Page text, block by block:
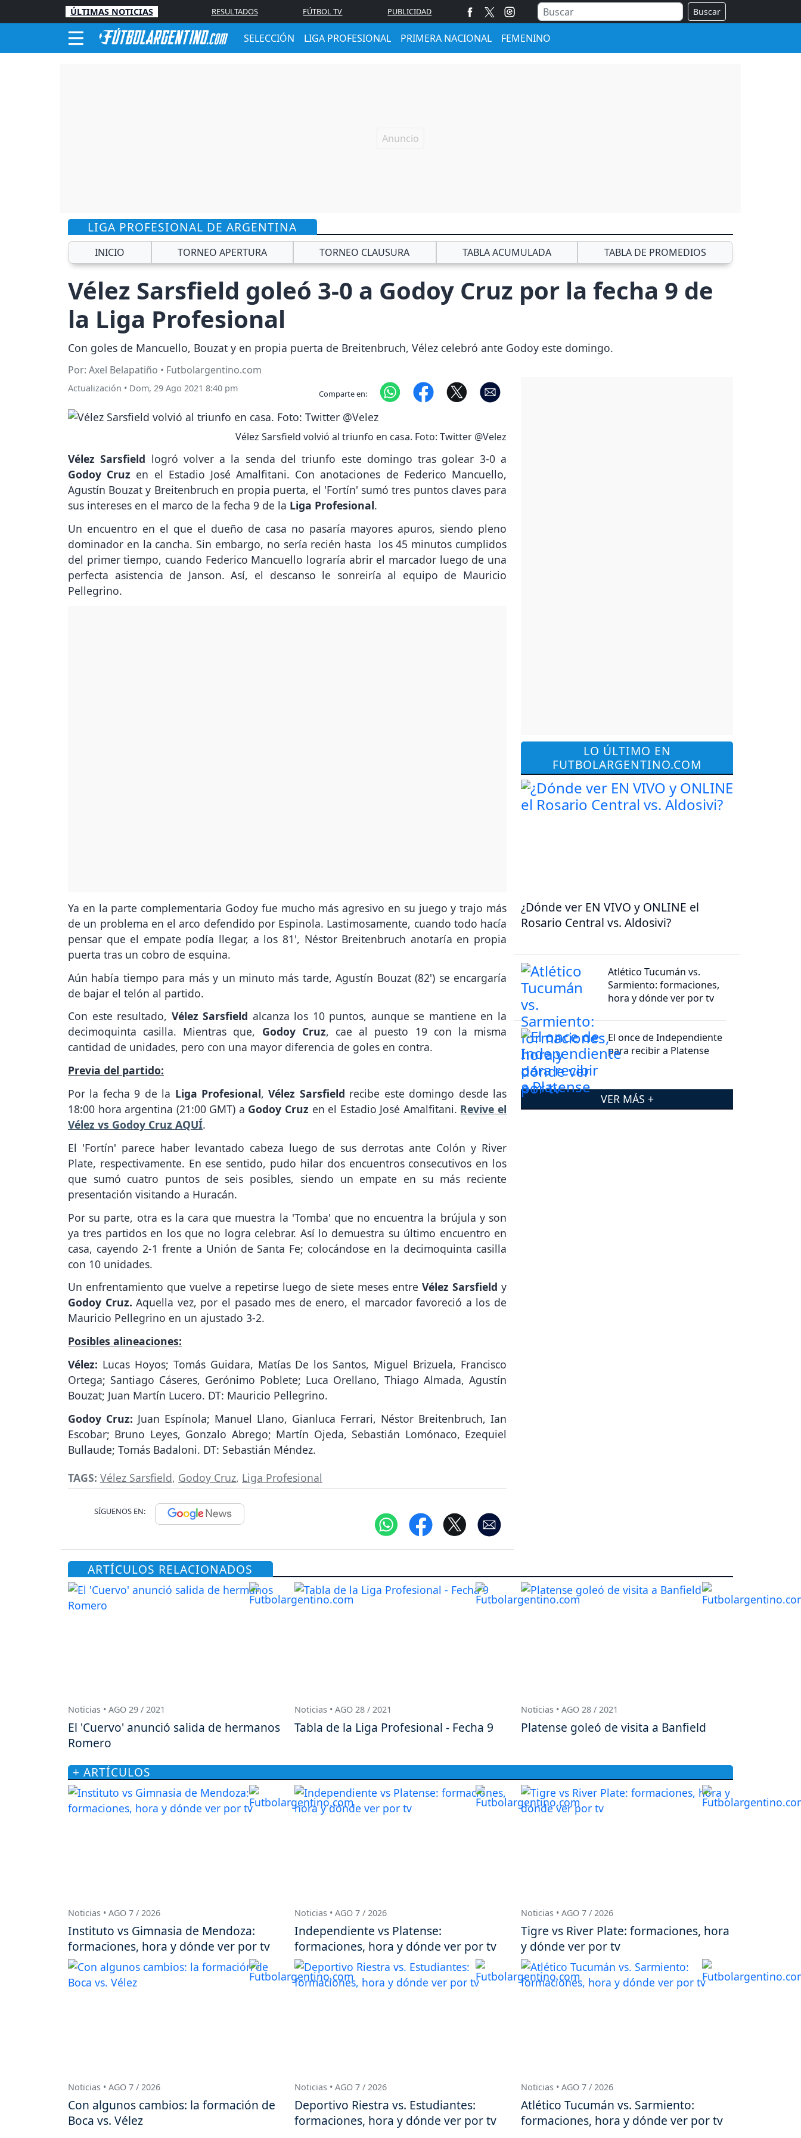
ÚLTIMAS NOTICIAS RESULTADOS FÚTBOL TV PUBLICIDAD Buscar
SELECCIÓN LIGA PROFESIONAL PRIMERA NACIONAL FEMENINO
LIGA PROFESIONAL DE ARGENTINA
INICIO TORNEO APERTURA TORNEO CLAUSURA TABLA ACUMULADA TABLA DE PROMEDIOS
Vélez Sarsfield goleó 3-0 a Godoy Cruz por la fecha 9 de
la Liga Profesional
Con goles de Mancuello, Bouzat y en propia puerta de Breitenbruch, Vélez celebró ante Godoy este domingo.
Por: Axel Belapatiño • Futbolargentino.com
Actualización • Dom, 29 Ago 2021 8:40 pm Comparte en:
Vélez Sarsfield volvió al triunfo en casa. Foto: Twitter @Velez
Vélez Sarsfield logró volver a la senda del triunfo este domingo tras golear 3-0 a
Godoy Cruz en el Estadio José Amalfitani. Con anotaciones de Federico Mancuello,
Agustín Bouzat y Breitenbruch en propia puerta, el 'Fortín' sumó tres puntos claves para
sus intereses en el marco de la fecha 9 de la Liga Profesional.
Un encuentro en el que el dueño de casa no pasaría mayores apuros, siendo pleno
dominador en la cancha. Sin embargo, no sería recién hasta los 45 minutos cumplidos
del primer tiempo, cuando Federico Mancuello lograría abrir el marcador luego de una
perfecta asistencia de Janson. Así, el descanso le sonreiría al equipo de Mauricio
Pellegrino.
Ya en la parte complementaria Godoy fue mucho más agresivo en su juego y trajo más
de un problema en el arco defendido por Espinola. Lastimosamente, cuando todo hacía
pensar que el empate podía llegar, a los 81', Néstor Breitenbruch anotaría en propia
puerta tras un cobro de esquina.
Aún había tiempo para más y un minuto más tarde, Agustín Bouzat (82') se encargaría
de bajar el telón al partido.
Con este resultado, Vélez Sarsfield alcanza los 10 puntos, aunque se mantiene en la
decimoquinta casilla. Mientras que, Godoy Cruz, cae al puesto 19 con la misma
cantidad de unidades, pero con una mayor diferencia de goles en contra.
Previa del partido:
Por la fecha 9 de la Liga Profesional, Vélez Sarsfield recibe este domingo desde las
18:00 hora argentina (21:00 GMT) a Godoy Cruz en el Estadio José Amalfitani. Revive el
Vélez vs Godoy Cruz AQUÍ.
El 'Fortín' parece haber levantado cabeza luego de sus derrotas ante Colón y River
Plate, respectivamente. En ese sentido, pudo hilar dos encuentros consecutivos en los
que sumó cuatro puntos de seis posibles, siendo un empate en su más reciente
presentación visitando a Huracán.
Por su parte, otra es la cara que muestra la 'Tomba' que no encuentra la brújula y son
ya tres partidos en los que no logra celebrar. Así lo demuestra su último encuentro en
casa, cayendo 2-1 frente a Unión de Santa Fe; colocándose en la decimoquinta casilla
con 10 unidades.
Un enfrentamiento que vuelve a repetirse luego de siete meses entre Vélez Sarsfield y
Godoy Cruz. Aquella vez, por el pasado mes de enero, el marcador favoreció a los de
Mauricio Pellegrino en un ajustado 3-2.
Posibles alineaciones:
Vélez: Lucas Hoyos; Tomás Guidara, Matías De los Santos, Miguel Brizuela, Francisco
Ortega; Santiago Cáseres, Gerónimo Poblete; Luca Orellano, Thiago Almada, Agustín
Bouzat; Juan Martín Lucero. DT: Mauricio Pellegrino.
Godoy Cruz: Juan Espínola; Manuel Llano, Gianluca Ferrari, Néstor Breitenbruch, Ian
Escobar; Bruno Leyes, Gonzalo Abrego; Martín Ojeda, Sebastián Lomónaco, Ezequiel
Bullaude; Tomás Badaloni. DT: Sebastián Méndez.
TAGS: Vélez Sarsfield, Godoy Cruz, Liga Profesional
SÍGUENOS EN:
LO ÚLTIMO EN
FUTBOLARGENTINO.COM
¿Dónde ver EN VIVO y ONLINE el
Rosario Central vs. Aldosivi?
Atlético Tucumán vs.
Sarmiento: formaciones,
hora y dónde ver por tv
El once de Independiente
para recibir a Platense
VER MÁS +
ARTÍCULOS RELACIONADOS
Noticias • AGO 29 / 2021
El 'Cuervo' anunció salida de hermanos
Romero
Noticias • AGO 28 / 2021
Tabla de la Liga Profesional - Fecha 9
Noticias • AGO 28 / 2021
Platense goleó de visita a Banfield
+ ARTÍCULOS
Noticias • AGO 7 / 2026
Instituto vs Gimnasia de Mendoza:
formaciones, hora y dónde ver por tv
Noticias • AGO 7 / 2026
Independiente vs Platense:
formaciones, hora y dónde ver por tv
Noticias • AGO 7 / 2026
Tigre vs River Plate: formaciones, hora
y dónde ver por tv
Noticias • AGO 7 / 2026
Con algunos cambios: la formación de
Boca vs. Vélez
Noticias • AGO 7 / 2026
Deportivo Riestra vs. Estudiantes:
formaciones, hora y dónde ver por tv
Noticias • AGO 7 / 2026
Atlético Tucumán vs. Sarmiento:
formaciones, hora y dónde ver por tv